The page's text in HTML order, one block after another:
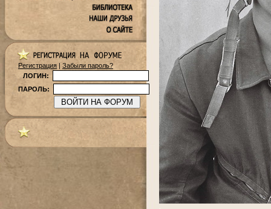
Регистрация | Забыли пароль?
ЛОГИН:
ПАРОЛЬ: